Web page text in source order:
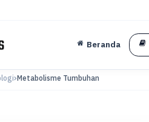
Beranda
Metabolisme Tumbuhan